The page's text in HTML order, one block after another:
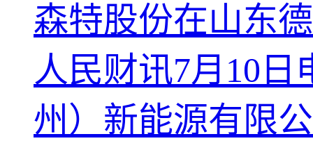
森特股份在山东
人民财讯7月10
州）新能源有限